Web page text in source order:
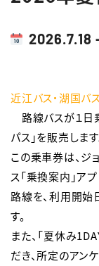
2026.7.18
近江バス・湖国バ
路線バスが１日
パス」を販売します
この乗車券は、
ス「乗換案内」ア
路線を、利用開
す。
また、「夏休み
だき、所定のアン